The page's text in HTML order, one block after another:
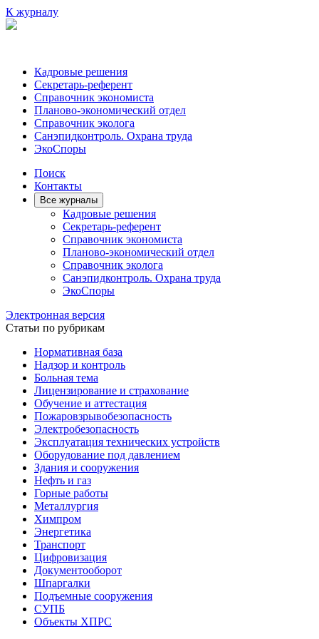
К журналу
Кадровые решения
Секретарь-референт
Справочник экономиста
Планово-экономический отдел
Справочник эколога
Санэпидконтроль. Охрана труда
ЭкоСпоры
Поиск
Контакты
Все журналы
Кадровые решения
Секретарь-референт
Справочник экономиста
Планово-экономический отдел
Справочник эколога
Санэпидконтроль. Охрана труда
ЭкоСпоры
Электронная версия
Статьи по рубрикам
Нормативная база
Надзор и контроль
Больная тема
Лицензирование и страхование
Обучение и аттестация
Пожаровзрывобезопасность
Электробезопасность
Эксплуатация технических устройств
Оборудование под давлением
Здания и сооружения
Нефть и газ
Горные работы
Металлургия
Химпром
Энергетика
Транспорт
Цифровизация
Документооборот
Шпаргалки
Подъемные сооружения
СУПБ
Объекты ХПРС